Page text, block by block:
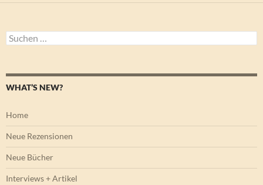
Suchen
nach:
WHAT’S NEW?
Home
Neue Rezensionen
Neue Bücher
Interviews + Artikel